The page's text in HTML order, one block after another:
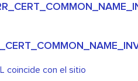
coincide con el sitio